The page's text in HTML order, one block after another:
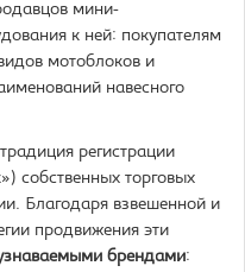
мини-
к ней: покупателям
мотоблоков и
навесного
регистрации
собственных торговых
Благодаря взвешенной и
продвижения эти
брендами: